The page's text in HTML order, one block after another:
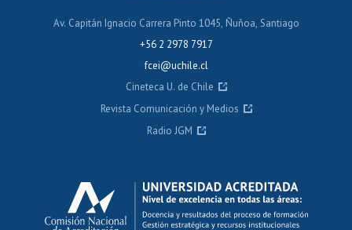
Av. Capitán Ignacio Carrera Pinto 1045, Ñuñoa, Santiago
+56 2 2978 7917
fcei@uchile.cl
Cineteca U. de Chile
Revista Comunicación y Medios
Radio JGM